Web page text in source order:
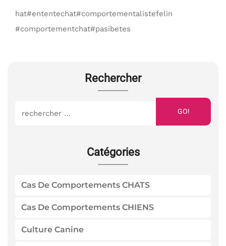
hat#ententechat#comportementalistefelin
#comportementchat#pasibetes
Rechercher
GO!
Catégories
Cas De Comportements CHATS
Cas De Comportements CHIENS
Culture Canine